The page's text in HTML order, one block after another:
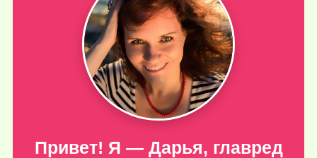
Привет! Я — Дарья, главред